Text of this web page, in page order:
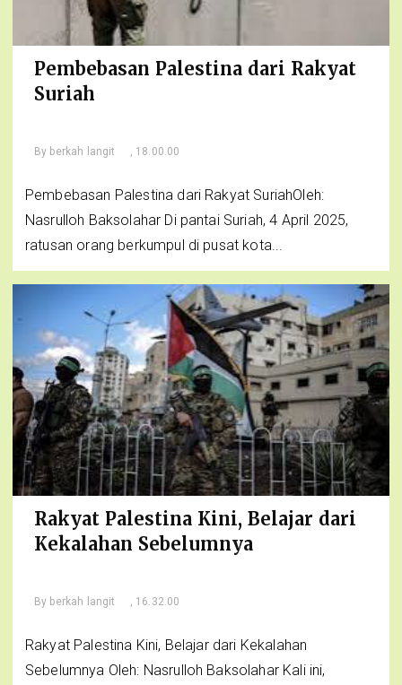
Pembebasan Palestina dari Rakyat
Suriah
By berkah langit , 18.00.00
Pembebasan Palestina dari Rakyat SuriahOleh:
Nasrulloh Baksolahar Di pantai Suriah, 4 April 2025,
ratusan orang berkumpul di pusat kota...
Rakyat Palestina Kini, Belajar dari
Kekalahan Sebelumnya
By berkah langit , 16.32.00
Rakyat Palestina Kini, Belajar dari Kekalahan
Sebelumnya Oleh: Nasrulloh Baksolahar Kali ini,